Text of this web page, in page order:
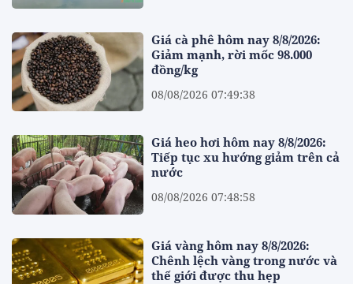
Giá cà phê hôm nay 8/8/2026:
Giảm mạnh, rời mốc 98.000
đồng/kg
08/08/2026 07:49:38
Giá heo hơi hôm nay 8/8/2026:
Tiếp tục xu hướng giảm trên cả
nước
08/08/2026 07:48:58
Giá vàng hôm nay 8/8/2026:
Chênh lệch vàng trong nước và
thế giới được thu hẹp